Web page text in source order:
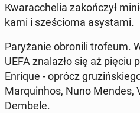
Kwa­rac­che­lia za­koń­czył
ka­mi i sze­ścio­ma asy­sta­mi.
Pa­ry­ża­nie obro­ni­li trofeum.
UEFA zna­la­zło się aż pięciu
Enrique - oprócz
Ma­rqu­in­hos, Nuno Mendes,
Dembele.